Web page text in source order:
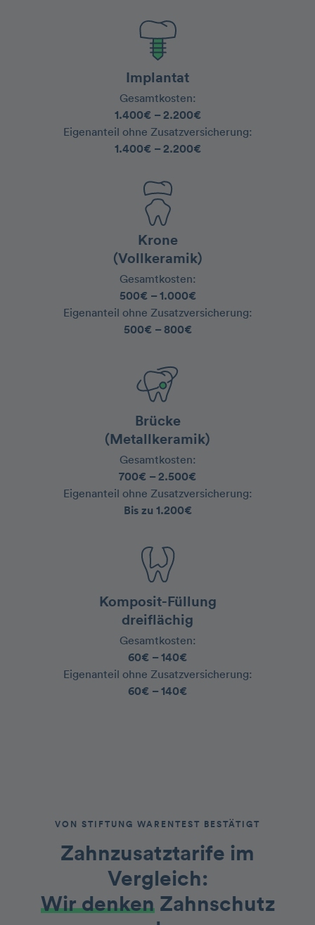
Implantat
Gesamtkosten:
1.400€ – 2.200€
‍Eigenanteil ohne Zusatzversicherung:
1.400€ – 2.200€
Krone
(Vollkeramik)
Gesamtkosten:
500€ – 1.000€
‍Eigenanteil ohne Zusatzversicherung:
500€ – 800€
Brücke
(Metallkeramik)
Gesamtkosten:
700€ – 2.500€
‍Eigenanteil ohne Zusatzversicherung:
Bis zu 1.200€
Komposit-Füllung
dreiflächig
Gesamtkosten:
60€ – 140€
‍Eigenanteil ohne Zusatzversicherung:
60€ – 140€
VON STIFTUNG WARENTEST BESTÄTIGT
Zahnzusatztarife im
Vergleich:
Wir denken Zahnschutz